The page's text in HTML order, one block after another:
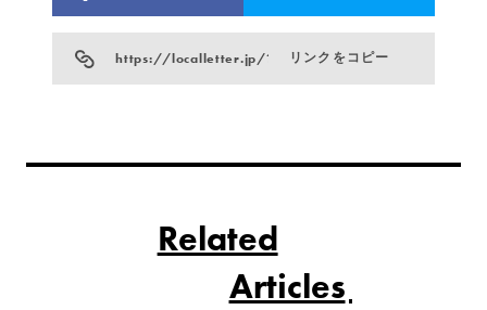
https://localletter.jp/?p=903リンクをコピー
Related
Articles